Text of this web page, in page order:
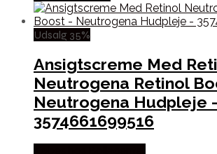
Udsalg 35%
Ansigtscreme Med
Neutrogena Retinol
Neutrogena Hudpleje
3574661699516